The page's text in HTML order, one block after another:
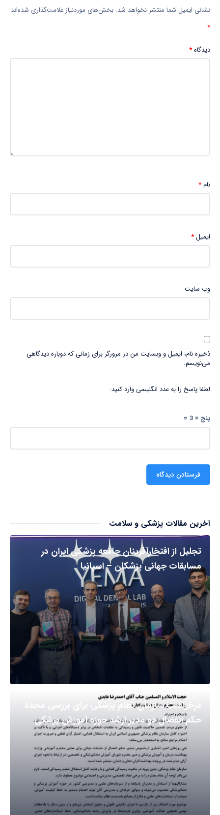
نشانی ایمیل شما منتشر نخواهد شد. بخش‌های موردنیاز علامت‌گذاری شده‌اند
*
دیدگاه*
نام*
ایمیل*
وب‌ سایت
ذخیره نام، ایمیل و وبسایت من در مرورگر برای زمانی که دوباره دیدگاهی
می‌نویسم.
لطفا پاسخ را به عدد انگلیسی وارد کنید:
پنج × 3 =
آخرین مقالات پزشکی و سلامت
تجلیل از افتخارآفرینان جامعه پزشکی ایران در
مسابقات جهانی پزشکان – اسپانیا
درخواست سازمان نظام پزشکی برای بررسی مجدد
حکم انفصال دو مدیر ارشد حوزه آموزش پزشکی